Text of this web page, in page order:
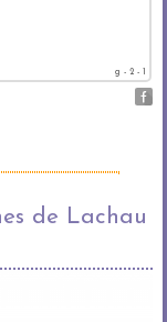
g - 2 - 1
de Lachau